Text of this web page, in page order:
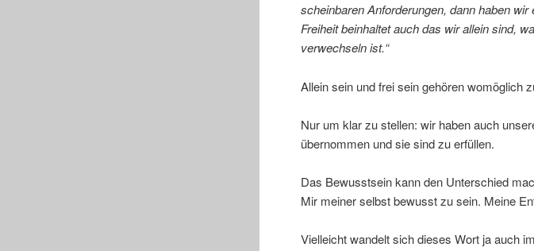
scheinbaren Anforderungen, dann haben
Freiheit beinhaltet auch das wir allein sind,
verwechseln ist.“
Allein sein und frei sein gehören womöglich
Nur um klar zu stellen: wir haben auch
übernommen und sie sind zu erfüllen.
Das Bewusstsein kann den Unterschied
Mir meiner selbst bewusst zu sein. Meine
Vielleicht wandelt sich dieses Wort ja auch